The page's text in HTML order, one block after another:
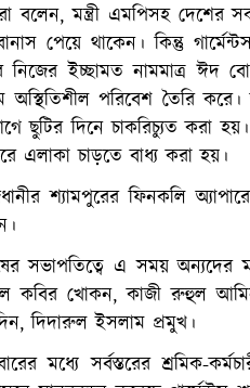
বলেন, মন্ত্রী এমপিসহ দেশের
পেয়ে থাকেন। কিন্তু
নিজের ইচ্ছামত নামমাত্র ঈদ
পরিবেশ তৈরি করে।
ছুটির দিনে চাকরিচ্যুত করা
এলাকা চাড়তে বাধ্য করা হয়।
শ্যামপুরের ফিনকলি
সভাপতিত্বে এ সময় অন্যদের
কবির খোকন, কাজী রুহুল
দিদারুল ইসলাম প্রমুখ।
মধ্যে সর্বস্তরের শ্রমিক-